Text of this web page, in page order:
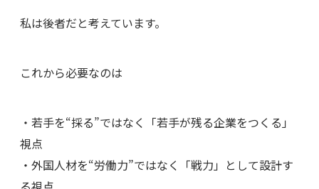
私は後者だと考えています。
これから必要なのは
・若手を“採る”ではなく「若手が残る企業をつくる」
視点
・外国人材を“労働力”ではなく「戦力」として設計す